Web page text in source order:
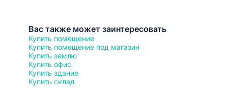
Вас также может заинтересовать
Купить помещение
Купить помещение под магазин
Купить землю
Купить офис
Купить здание
Купить склад